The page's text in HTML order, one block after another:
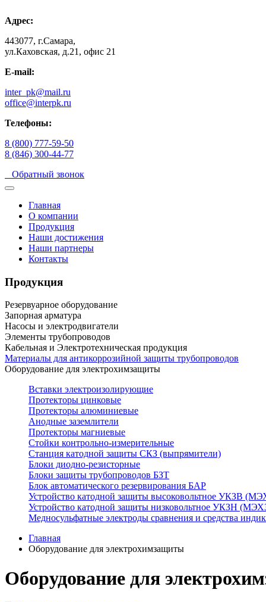
Адрес:
443077, г.Самара,
ул.Каховская, д.21, офис 21
E-mail:
inter_pk@mail.ru
office@interpk.ru
Телефоны:
8 (800) 777-59-50
8 (846) 300-44-77
Обратный звонок
Главная
О компании
Продукция
Наши достижения
Наши партнеры
Контакты
Продукция
Резервуарное оборудование
Запорная арматура
Насосы и электродвигатели
Элементы трубопроводов
Кабельная и Электротехническая продукция
Материалы для антикоррозийной защиты трубопроводов
Оборудование для электрохимзащиты
Вставки электроизолирующие
Протекторы цинковые
Протекторы алюминиевые
Анодные заземлители
Протекторы магниевые
Стойки контрольно-измерительные
Станция катодной защиты СКЗ (выпрямители)
Блоки диодно-резисторные
Блоки защиты трубопроводов БЗТ
Блок автоматического резервирования БАР
Устройство катодной защиты высоковольтное УКЗВ
Устройство катодной защиты низковольтное УКЗН
Медносульфатные электроды сравнения и средства
Главная
Оборудование для электрохимзащиты
Оборудование для